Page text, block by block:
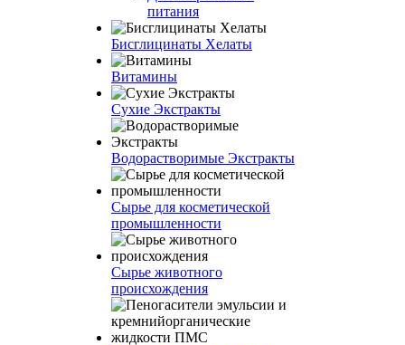
питания
Бисглицинаты Хелаты
Витамины
Сухие Экстракты
Водорастворимые Экстракты
Сырье для косметической
промышленности
Сырье животного
происхождения